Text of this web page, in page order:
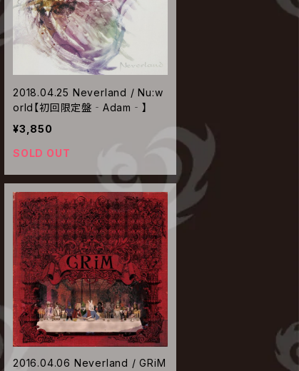
2018.04.25 Neverland / Nu:w
orld【初回限定盤‐Adam‐】
¥3,850
SOLD OUT
2016.04.06 Neverland / GRiM